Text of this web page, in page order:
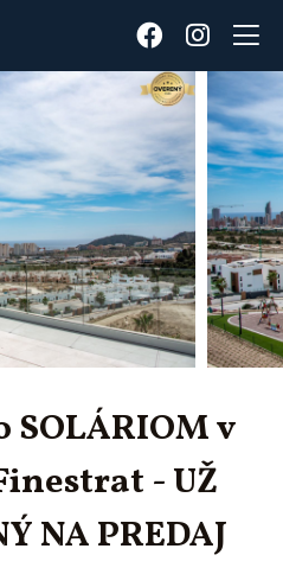
SOLÁRIOM v
- UŽ
NA PREDAJ